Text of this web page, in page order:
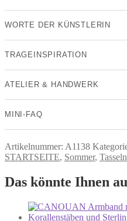
WORTE DER KÜNSTLERIN
TRAGEINSPIRATION
ATELIER & HANDWERK
MINI-FAQ
Artikelnummer: A1138
STARTSEITE, Sommer, Tasseln
Das könnte Ihnen